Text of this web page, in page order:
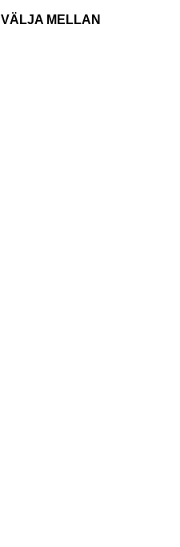
MELLAN